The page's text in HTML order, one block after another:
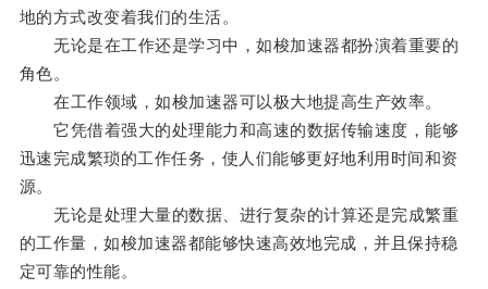
地的方式改变着我们的生活。
无论是在工作还是学习中，如梭加速器都扮演着重要的
角色。
在工作领域，如梭加速器可以极大地提高生产效率。
它凭借着强大的处理能力和高速的数据传输速度，能够
迅速完成繁琐的工作任务，使人们能够更好地利用时间和资
源。
无论是处理大量的数据、进行复杂的计算还是完成繁重
的工作量，如梭加速器都能够快速高效地完成，并且保持稳
定可靠的性能。